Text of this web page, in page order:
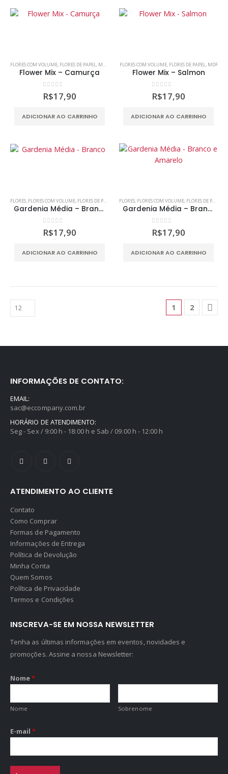
FLORES COM VOLUME, FLORES DE PAPEL, MDF SCRAPBOOKING
Flower Mix – Camurça
0out of 5
R$17,90
ADICIONAR AO CARRINHO
FLORES COM VOLUME, FLORES DE PAPEL, MDF
Flower Mix – Salmon
0out of 5
R$17,90
ADICIONAR AO CARRINHO
FLORES, FLORES COM VOLUME, FLORES DE PAPEL MDF,SCRAP DECOR
Gardenia Média – Branco
0out of 5
R$17,90
ADICIONAR AO CARRINHO
FLORES, FLORES COM VOLUME, FLORES DE PAPEL
Gardenia Média – Branco e Amarelo
0out of 5
R$17,90
ADICIONAR AO CARRINHO
1 2
INFORMAÇÕES DE CONTATO:
EMAIL:
sac@eccompany.com.br
HORÁRIO DE ATENDIMENTO:
Seg - Sex / 9:00 h - 18:00 h e Sab / 09:00 h - 12:00 h
ATENDIMENTO AO CLIENTE
Contato
Como Comprar
Formas de Pagamento
Informações de Entrega
Política de Devolução
Minha Conta
Quem Somos
Política de Privacidade
Termos e Condições
INSCREVA-SE EM NOSSA NEWSLETTER
Tenha as últimas informações em eventos, novidades e
promoções. Assine a nossa Newsletter:
Nome*
Nome Sobrenome
E-mail*